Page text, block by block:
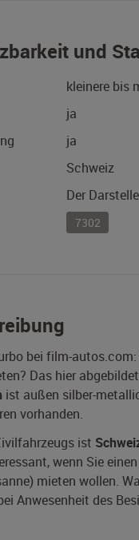
und
kleinere bis
ja
ja
Schweiz
Der
7302
bei film-
Das hier
ist außen silber-
vorhanden.
ist
wenn Sie
mieten wollen.
Anwesenheit des